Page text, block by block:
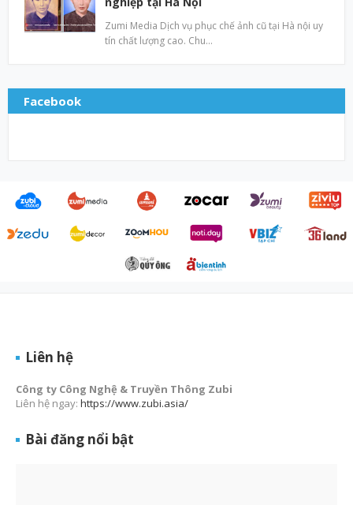
Zumi Media Dịch vụ phục chế ảnh cũ tại Hà nội uy
tín chất lượng cao. Chu…
Facebook
Liên hệ
Công ty Công Nghệ & Truyền Thông Zubi
Liên hệ ngay: https://www.zubi.asia/
Bài đăng nổi bật